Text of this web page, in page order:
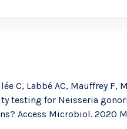
C, Labbé AC, Mauffrey F,
testing for Neisseria
Access Microbiol. 2020